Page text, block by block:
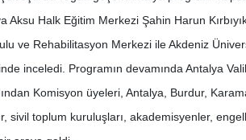
Aksu Halk Eğitim Merkezi Şahin Harun
ve Rehabilitasyon Merkezi ile Akdeniz
inceledi. Programın devamında Antalya
Komisyon üyeleri, Antalya, Burdur,
sivil toplum kuruluşları, akademisyenler,